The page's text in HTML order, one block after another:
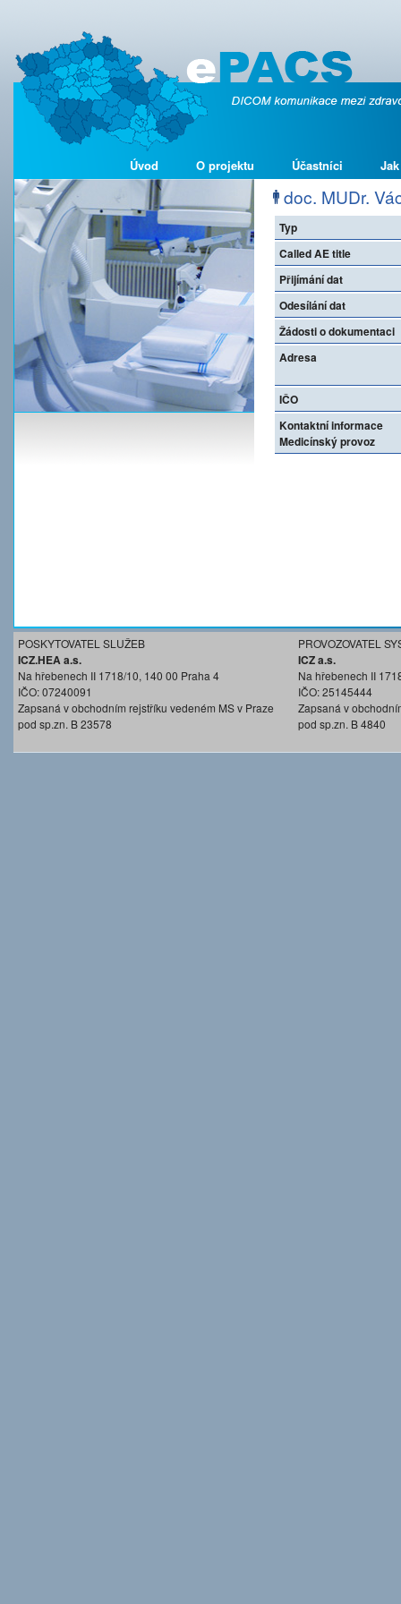
Úvod O projektu Účastníci
doc. MUDr.
Typ
Called AE title
Přijímání dat
Odesílání dat
Žádosti o dokumentaci
Adresa
IČO
Kontaktní informace
Medicínský provoz
POSKYTOVATEL SLUŽEB
ICZ.HEA a.s.
Na hřebenech II 1718/10, 140 00 Praha 4
IČO: 07240091
Zapsaná v obchodním rejstříku vedeném MS v Praze
pod sp.zn. B 23578
PROVOZOVATEL
ICZ a.s.
Na hřebenech II
IČO: 25145444
Zapsaná v
pod sp.zn. B 4840